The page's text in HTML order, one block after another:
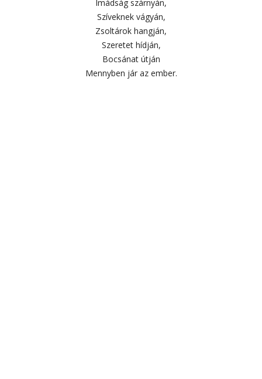
Imádság szárnyán,
Szíveknek vágyán,
Zsoltárok hangján,
Szeretet hídján,
Bocsánat útján
Mennyben jár az ember.